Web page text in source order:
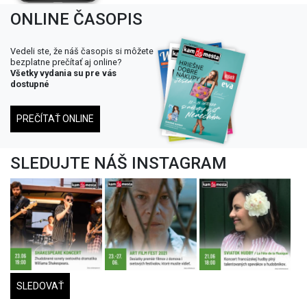
ONLINE ČASOPIS
Vedeli ste, že náš časopis si môžete
bezplatne prečítať aj online?
Všetky vydania su pre vás
dostupné
PREČÍTAŤ ONLINE
SLEDUJTE NÁŠ INSTAGRAM
SLEDOVAŤ